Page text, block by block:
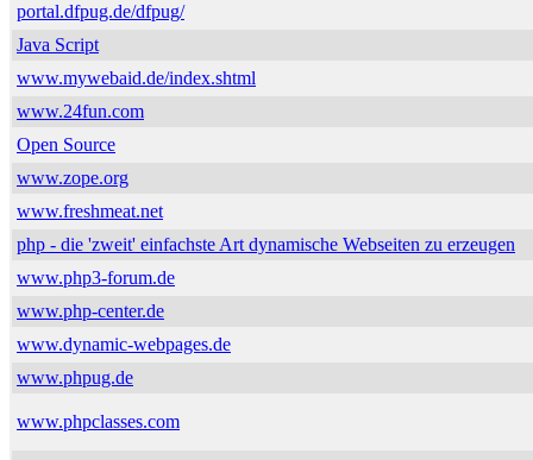
portal.dfpug.de/dfpug/
Java Script
www.mywebaid.de/index.shtml
www.24fun.com
Open Source
www.zope.org
www.freshmeat.net
php - die 'zweit' einfachste Art dynamische Webseiten zu erzeugen
www.php3-forum.de
www.php-center.de
www.dynamic-webpages.de
www.phpug.de
www.phpclasses.com